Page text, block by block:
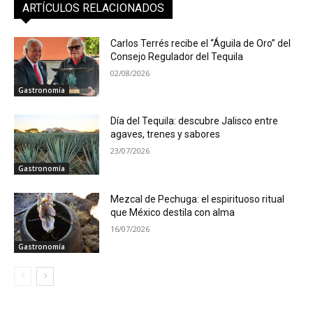
ARTÍCULOS RELACIONADOS
Gastronomía
Carlos Terrés recibe el “Águila de Oro” del
Consejo Regulador del Tequila
02/08/2026
Gastronomía
Día del Tequila: descubre Jalisco entre
agaves, trenes y sabores
23/07/2026
Gastronomía
Mezcal de Pechuga: el espirituoso ritual
que México destila con alma
16/07/2026